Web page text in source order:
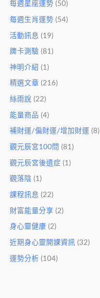
每週星座運勢 (50)
每週生肖運勢 (54)
活動訊息 (19)
牌卡測驗 (81)
神明介紹 (1)
精選文章 (216)
絲雨說 (22)
能量商品 (4)
補財運/偏財運/增加財運 (8)
觀元辰宮100問 (81)
觀元辰宮後遺症 (1)
觀落陰 (1)
課程訊息 (22)
財富能量分享 (2)
身心靈健康 (2)
近期身心靈開課資訊 (32)
運勢分析 (104)